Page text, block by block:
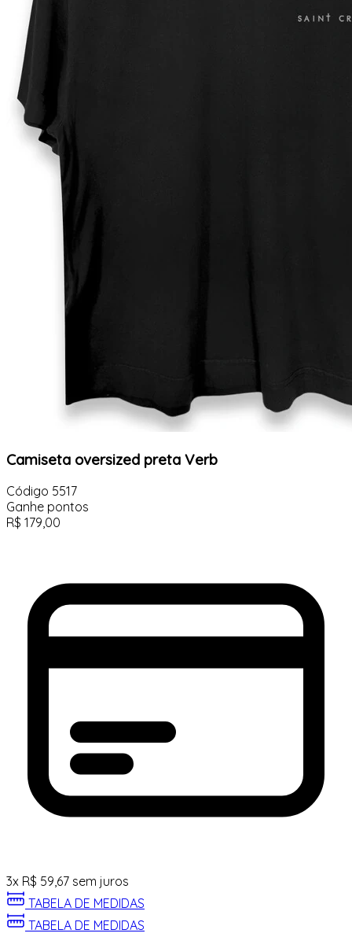
Camiseta oversized preta Verb
Código 5517
Ganhe pontos
R$ 179,00
3x R$ 59,67 sem juros
TABELA DE MEDIDAS
TABELA DE MEDIDAS